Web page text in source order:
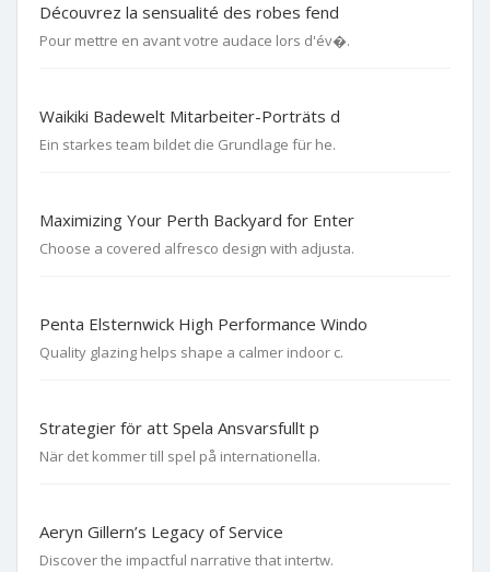
Découvrez la sensualité des robes fend
Pour mettre en avant votre audace lors d'év�.
Waikiki Badewelt Mitarbeiter-Porträts d
Ein starkes team bildet die Grundlage für he.
Maximizing Your Perth Backyard for Enter
Choose a covered alfresco design with adjusta.
Penta Elsternwick High Performance Windo
Quality glazing helps shape a calmer indoor c.
Strategier för att Spela Ansvarsfullt p
När det kommer till spel på internationella.
Aeryn Gillern’s Legacy of Service
Discover the impactful narrative that intertw.